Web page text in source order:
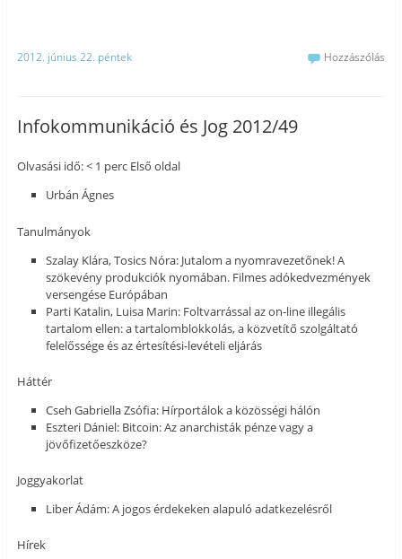
2012. június 22. péntek Hozzászólás
Infokommunikáció és Jog 2012/49
Olvasási idő: < 1 perc Első oldal
Urbán Ágnes
Tanulmányok
Szalay Klára, Tosics Nóra: Jutalom a nyomravezetőnek! A
szökevény produkciók nyomában. Filmes adókedvezmények
versengése Európában
Parti Katalin, Luisa Marin: Foltvarrással az on-line illegális
tartalom ellen: a tartalomblokkolás, a közvetítő szolgáltató
felelőssége és az értesítési-levételi eljárás
Háttér
Cseh Gabriella Zsófia: Hírportálok a közösségi hálón
Eszteri Dániel: Bitcoin: Az anarchisták pénze vagy a
jövőfizetőeszköze?
Joggyakorlat
Liber Ádám: A jogos érdekeken alapuló adatkezelésről
Hírek